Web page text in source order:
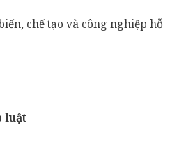
chế tạo và công nghiệp hỗ
luật